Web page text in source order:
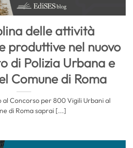
delle attività
produttive nel nuovo
di Polizia Urbana e
Comune di Roma
Concorso per 800 Vigili Urbani al
di Roma saprai [...]